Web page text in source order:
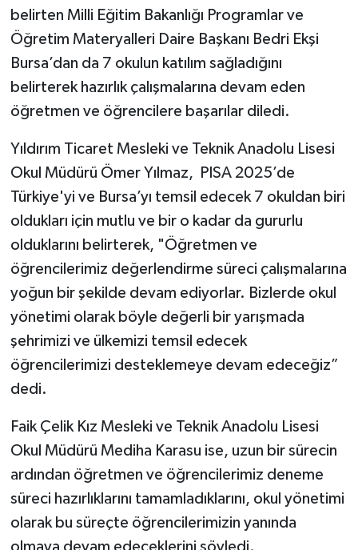
belirten Milli Eğitim Bakanlığı Programlar ve
Öğretim Materyalleri Daire Başkanı Bedri Ekşi
Bursa’dan da 7 okulun katılım sağladığını
belirterek hazırlık çalışmalarına devam eden
öğretmen ve öğrencilere başarılar diledi.
Yıldırım Ticaret Mesleki ve Teknik Anadolu Lisesi
Okul Müdürü Ömer Yılmaz, PISA 2025’de
Türkiye'yi ve Bursa’yı temsil edecek 7 okuldan biri
oldukları için mutlu ve bir o kadar da gururlu
olduklarını belirterek, "Öğretmen ve
öğrencilerimiz değerlendirme süreci çalışmalarına
yoğun bir şekilde devam ediyorlar. Bizlerde okul
yönetimi olarak böyle değerli bir yarışmada
şehrimizi ve ülkemizi temsil edecek
öğrencilerimizi desteklemeye devam edeceğiz”
dedi.
Faik Çelik Kız Mesleki ve Teknik Anadolu Lisesi
Okul Müdürü Mediha Karasu ise, uzun bir sürecin
ardından öğretmen ve öğrencilerimiz deneme
süreci hazırlıklarını tamamladıklarını, okul yönetimi
olarak bu süreçte öğrencilerimizin yanında
olmaya devam edeceklerini söyledi.